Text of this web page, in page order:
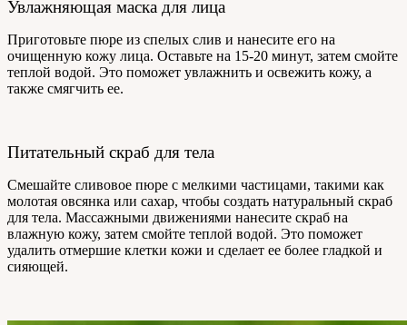
Увлажняющая маска для лица
Приготовьте пюре из спелых слив и нанесите его на
очищенную кожу лица. Оставьте на 15-20 минут, затем смойте
теплой водой. Это поможет увлажнить и освежить кожу, а
также смягчить ее.
Питательный скраб для тела
Смешайте сливовое пюре с мелкими частицами, такими как
молотая овсянка или сахар, чтобы создать натуральный скраб
для тела. Массажными движениями нанесите скраб на
влажную кожу, затем смойте теплой водой. Это поможет
удалить отмершие клетки кожи и сделает ее более гладкой и
сияющей.